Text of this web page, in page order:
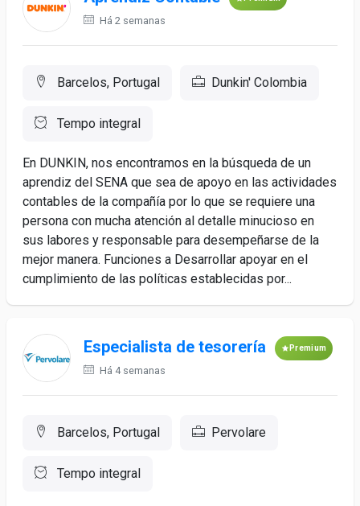
Há 2 semanas
Barcelos, Portugal Dunkin' Colombia
Tempo integral
En DUNKIN, nos encontramos en la búsqueda de un
aprendiz del SENA que sea de apoyo en las actividades
contables de la compañía por lo que se requiere una
persona con mucha atención al detalle minucioso en
sus labores y responsable para desempeñarse de la
mejor manera. Funciones a Desarrollar apoyar en el
cumplimiento de las políticas establecidas por...
Especialista de tesorería Premium
Há 4 semanas
Barcelos, Portugal Pervolare
Tempo integral